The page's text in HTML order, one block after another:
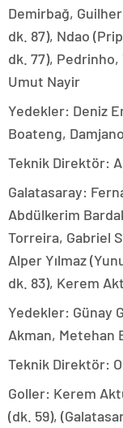
Demirbağ,
dk. 87), Ndao
dk. 77),
Umut Nayir
Yedekler: Deniz
Boateng,
Teknik Direktör:
Galatasaray:
Abdülkerim
Torreira, Gabriel
Alper Yılmaz
dk. 83), Kerem
Yedekler: Günay
Akman, Metehan
Teknik Direktör:
Goller: Kerem
(dk. 59),